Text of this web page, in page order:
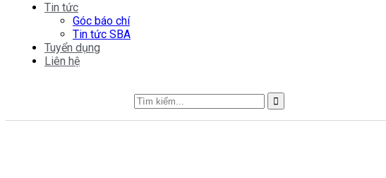
Tin tức
Góc báo chí
Tin tức SBA
Tuyển dụng
Liên hệ